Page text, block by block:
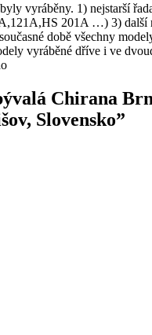
vyráběny. 1) nejstarší
201A …) 3) další
době všechny
vyráběné dříve i ve
Chirana
Slovensko”